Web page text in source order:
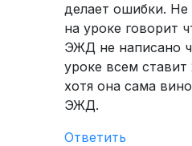
делает ошибки.
на уроке говорит
ЭЖД не написано
уроке всем
хотя она сама
ЭЖД.
Ответить